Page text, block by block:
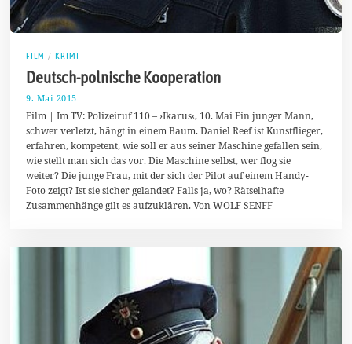
FILM / KRIMI
Deutsch-polnische Kooperation
9. Mai 2015
.
M
a
i
2
1
5
Film | Im TV: Polizeiruf 110 – ›Ikarus‹, 10. Mai Ein junger Mann,
schwer verletzt, hängt in einem Baum. Daniel Reef ist Kunstflieger,
erfahren, kompetent, wie soll er aus seiner Maschine gefallen sein,
wie stellt man sich das vor. Die Maschine selbst, wer flog sie
weiter? Die junge Frau, mit der sich der Pilot auf einem Handy-
Foto zeigt? Ist sie sicher gelandet? Falls ja, wo? Rätselhafte
Zusammenhänge gilt es aufzuklären. Von WOLF SENFF